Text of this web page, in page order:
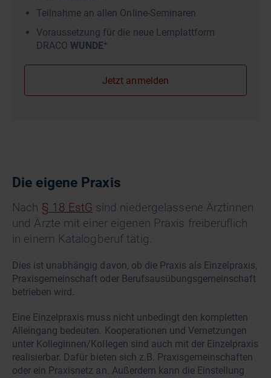
Teilnahme an allen Online-Seminaren
Voraussetzung für die neue Lernplattform
DRACO WUNDE⁺
Jetzt anmelden
Die eigene Praxis
Nach § 18 EstG sind niedergelassene Ärztinnen
und Ärzte mit einer eigenen Praxis freiberuflich
in einem Katalogberuf tätig.
Dies ist unabhängig davon, ob die Praxis als Einzelpraxis,
Praxisgemeinschaft oder Berufsausübungsgemeinschaft
betrieben wird.
Eine Einzelpraxis muss nicht unbedingt den kompletten
Alleingang bedeuten. Kooperationen und Vernetzungen
unter Kolleginnen/Kollegen sind auch mit der Einzelpraxis
realisierbar. Dafür bieten sich z.B. Praxisgemeinschaften
oder ein Praxisnetz an. Außerdem kann die Einstellung